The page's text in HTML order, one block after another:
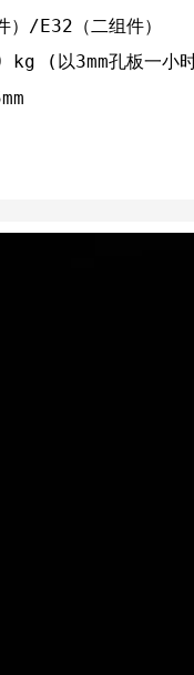
/E32（二组件）
(以3mm孔板一小时